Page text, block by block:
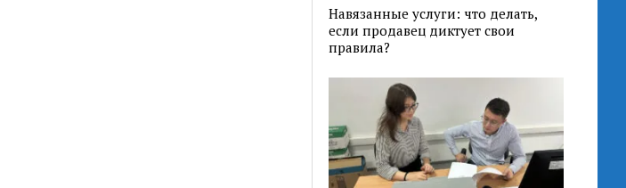
Навязанные услуги: что делать,
если продавец диктует свои
правила?